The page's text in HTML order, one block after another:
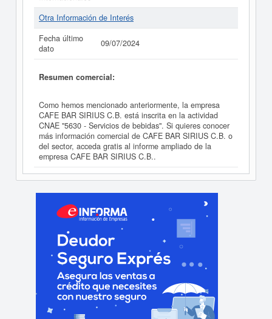
Otra Información de Interés
Fecha último
dato
09/07/2024
Resumen comercial:
Como hemos mencionado anteriormente, la empresa
CAFE BAR SIRIUS C.B. está inscrita en la actividad
CNAE "5630 - Servicios de bebidas". Si quieres conocer
más información comercial de CAFE BAR SIRIUS C.B. o
del sector, acceda gratis al informe ampliado de la
empresa CAFE BAR SIRIUS C.B..